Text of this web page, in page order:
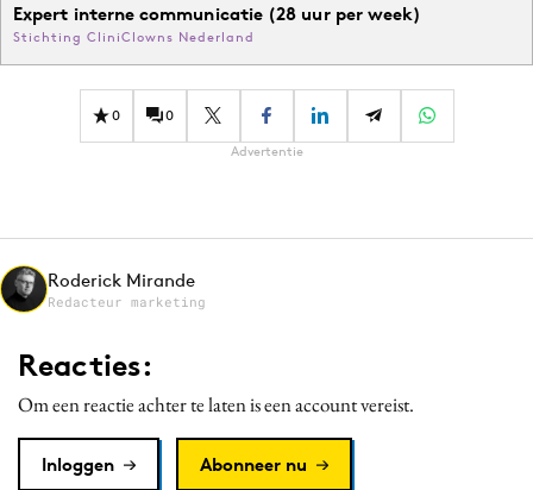
Expert interne communicatie (28 uur per week)
Stichting CliniClowns Nederland
0 0
Advertentie
Roderick Mirande
Redacteur marketing
Reacties:
Om een reactie achter te laten is een account vereist.
Inloggen Abonneer nu